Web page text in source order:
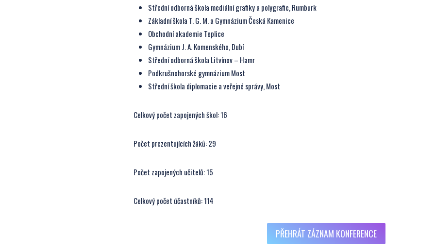
Střední odborná škola mediální grafiky a polygrafie, Rumburk
Základní škola T. G. M. a Gymnázium Česká Kamenice
Obchodní akademie Teplice
Gymnázium J. A. Komenského, Dubí
Střední odborná škola Litvínov – Hamr
Podkrušnohorské gymnázium Most
Střední škola diplomacie a veřejné správy, Most
Celkový počet zapojených škol: 16
Počet prezentujících žáků: 29
Počet zapojených učitelů: 15
Celkový počet účastníků: 114
PŘEHRÁT ZÁZNAM KONFERENCE